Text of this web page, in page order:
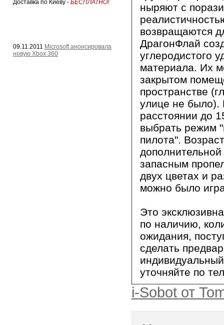
Доставка по Киеву - БЕСПЛАТНО!
09.11.2011 Microsoft анонсировала
новую Xbox 360
ныряют с
возвращаются
ДрагонФлай
углеродистого
материала. Их
закрытом
пространстве
улице не было).
расстоянии до
выбрать режим
пилота".
запасным
двух цветах и
можно было
Это
по наличию,
ожидания,
сделать
уточняйте по
i-Sobot от